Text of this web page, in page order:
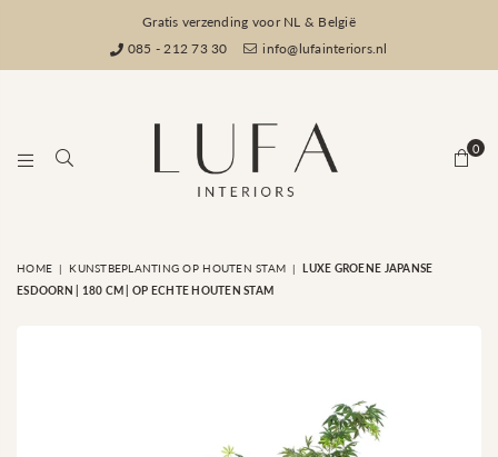
Gratis verzending voor NL & België
085 - 212 73 30
info@lufainteriors.nl
LUFA
INTERIORS
0
HOME | KUNSTBEPLANTING OP HOUTEN STAM |
LUXE GROENE JAPANSE
ESDOORN | 180 CM | OP ECHTE HOUTEN STAM